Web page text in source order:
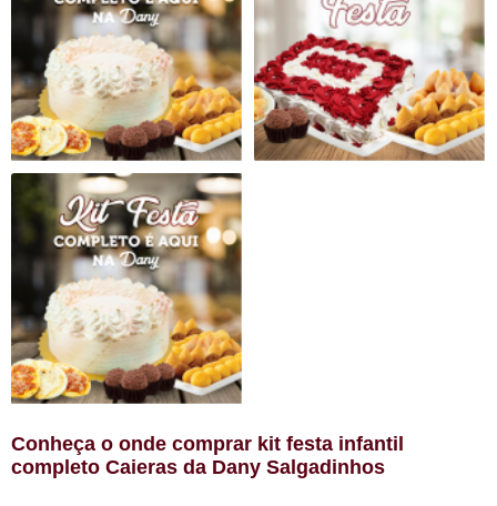
Conheça o onde comprar kit festa infantil
completo Caieras da Dany Salgadinhos